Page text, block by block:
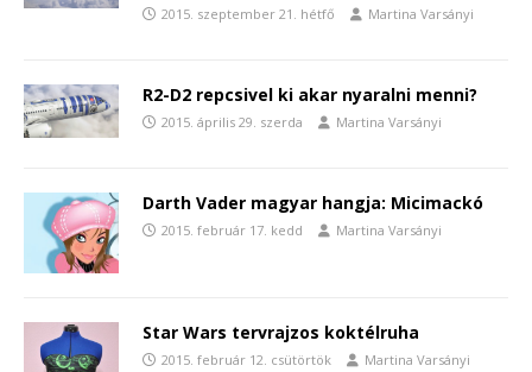
2015. szeptember 21. hétfő Martina Varsányi
R2-D2 repcsivel ki akar nyaralni menni?
2015. április 29. szerda Martina Varsányi
Darth Vader magyar hangja: Micimackó
2015. február 17. kedd Martina Varsányi
Star Wars tervrajzos koktélruha
2015. február 12. csütörtök Martina Varsányi